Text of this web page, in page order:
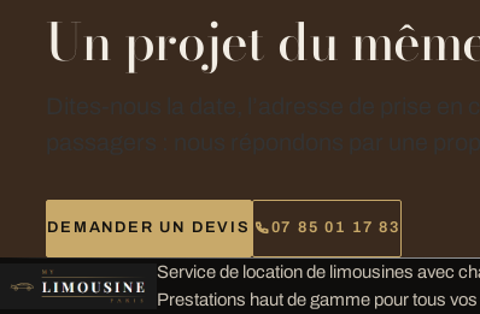
Un projet du
DEMANDER UN DEVIS 07 85 01 17 83
Service de location de limousines avec
Prestations haut de gamme pour tous